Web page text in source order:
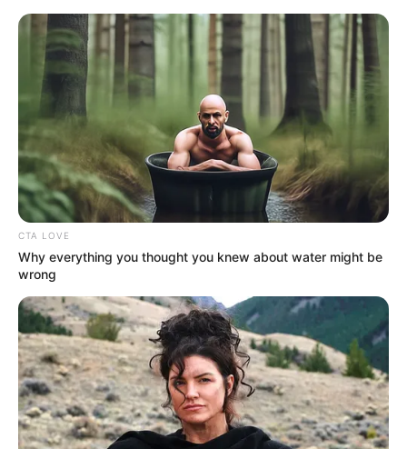
HOME
INSPIRASI
STYLE
FILM &
SERIES
NGAKAK
QUOTES
HYPE
MORE
CTA LOVE
Why everything you thought you knew about water might be
wrong